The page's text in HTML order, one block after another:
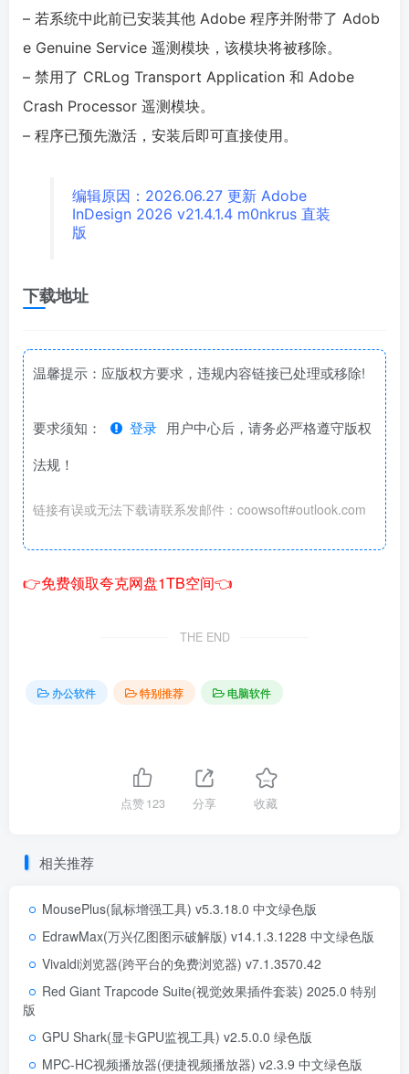
– 若系统中此前已安装其他 Adob​​e 程序并附带了 Adob​​
e Genuine Service 遥测模块，该模块将被移除。
– 禁用了 CRLog Transport Application 和 Adob​​e
Crash Processor 遥测模块。
– 程序已预先激活，安装后即可直接使用。
编辑原因：2026.06.27 更新 Adobe
InDesign 2026 v21.4.1.4 m0nkrus 直装
版
下载地址
温馨提示：应版权方要求，违规内容链接已处理或移除!
要求须知： 登录 用户中心后，请务必严格遵守版权
法规！
链接有误或无法下载请联系发邮件：coowsoft#outlook.com
👉免费领取夸克网盘1TB空间👈
THE END
办公软件 特别推荐 电脑软件
点赞123 分享 收藏
相关推荐
MousePlus(鼠标增强工具) v5.3.18.0 中文绿色版
EdrawMax(万兴亿图图示破解版) v14.1.3.1228 中文绿色版
Vivaldi浏览器(跨平台的免费浏览器) v7.1.3570.42
Red Giant Trapcode Suite(视觉效果插件套装) 2025.0 特别
版
GPU Shark(显卡GPU监视工具) v2.5.0.0 绿色版
MPC-HC视频播放器(便捷视频播放器) v2.3.9 中文绿色版